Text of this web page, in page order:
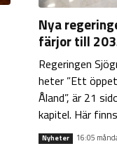
Nya
färjor till
Regeringen
heter ”Ett
Åland”, är 21
kapitel. Här
Nyheter 16:05